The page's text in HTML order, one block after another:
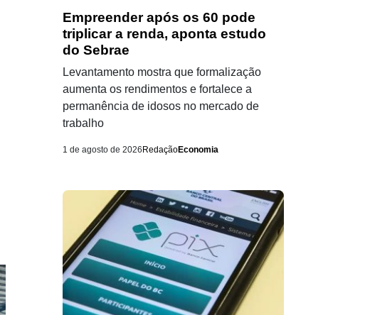
Empreender após os 60 pode
triplicar a renda, aponta estudo
do Sebrae
Levantamento mostra que formalização
aumenta os rendimentos e fortalece a
permanência de idosos no mercado de
trabalho
1 de agosto de 2026 RedaçãoEconomia